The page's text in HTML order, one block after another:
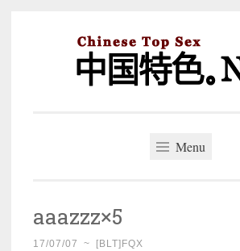
Menu
aaazzz×5
17/07/07 ~ [BLT]FQX